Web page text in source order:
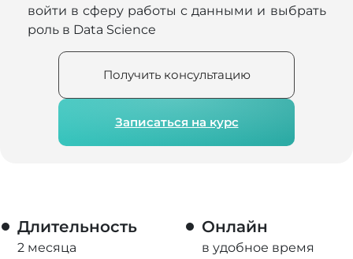
войти в сферу работы с данными и выбрать
роль в Data Science
Записаться на курс
Получить консультацию
Длительность
2 месяца
Онлайн
в удобное время